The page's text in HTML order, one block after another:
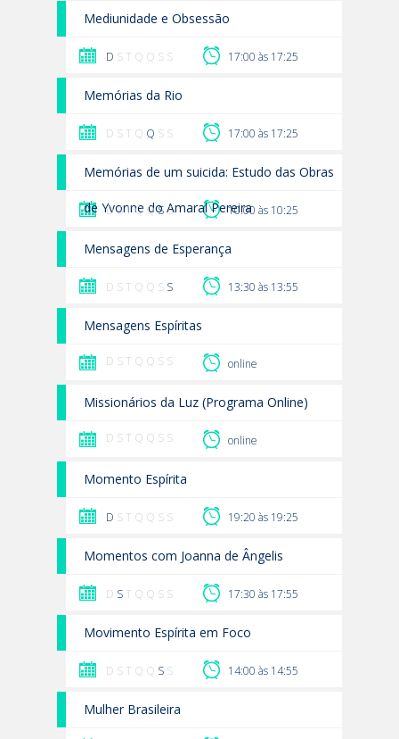
Mediunidade e Obsessão
D S T Q Q S S 17:00 às 17:25
Memórias da Rio
D S T Q Q S S 17:00 às 17:25
Memórias de um suicida: Estudo das Obras
de Yvonne do Amaral Pereira
D S T Q QSS 10:00 às 10:25
Mensagens de Esperança
D S T Q Q S S 13:30 às 13:55
Mensagens Espíritas
D S T Q Q S S online
Missionários da Luz (Programa Online)
D S T Q Q S S online
Momento Espírita
D S T Q Q S S 19:20 às 19:25
Momentos com Joanna de Ângelis
D S T Q Q S S 17:30 às 17:55
Movimento Espírita em Foco
D S T Q Q S S 14:00 às 14:55
Mulher Brasileira